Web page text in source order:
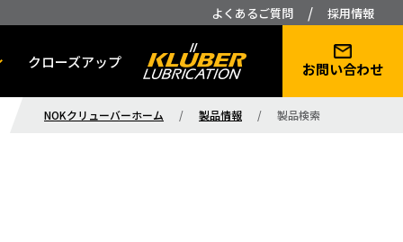
よくあるご質問 / 採用情報
クローズアップ お問い合わせ
NOKクリューバーホーム / 製品情報 / 製品検索